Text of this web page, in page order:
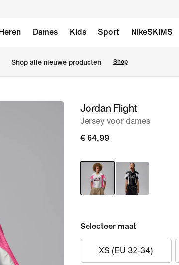
Heren Dames Kids Sport NikeSKIMS
Shop alle nieuwe producten Shop
afbeelding
Jordan Flight
Jersey voor dames
€ 64,99
Selecteer maat
XS (EU 32-34)